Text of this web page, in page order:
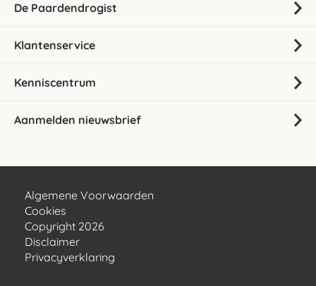
De Paardendrogist
Klantenservice
Kenniscentrum
Aanmelden nieuwsbrief
Algemene Voorwaarden
Cookies
Copyright 2026
Disclaimer
Privacyverklaring